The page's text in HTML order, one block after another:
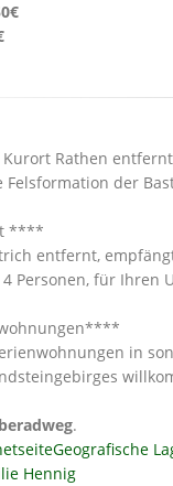
Rathen
der
****
entfernt,
Personen, für Ihren
in
.
Geografische
Hennig